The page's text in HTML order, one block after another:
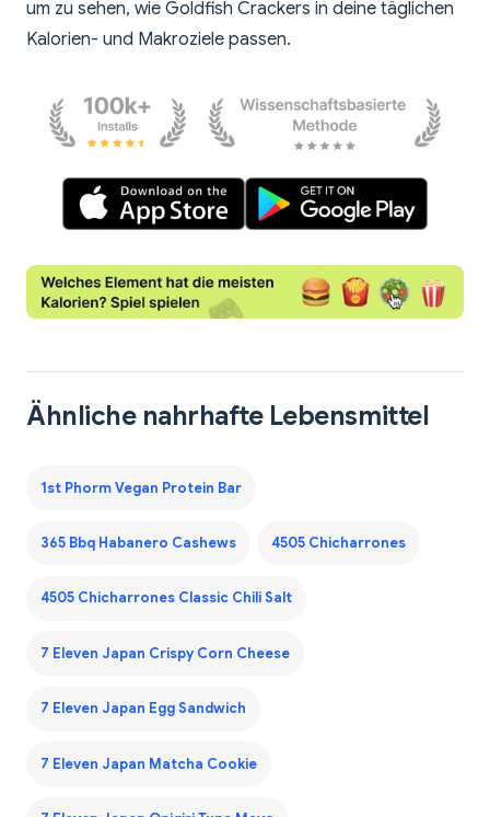
um zu sehen, wie Goldfish Crackers in deine täglichen
Kalorien- und Makroziele passen.
Ähnliche nahrhafte Lebensmittel
1st Phorm Vegan Protein Bar
365 Bbq Habanero Cashews 4505 Chicharrones
4505 Chicharrones Classic Chili Salt
7 Eleven Japan Crispy Corn Cheese
7 Eleven Japan Egg Sandwich
7 Eleven Japan Matcha Cookie